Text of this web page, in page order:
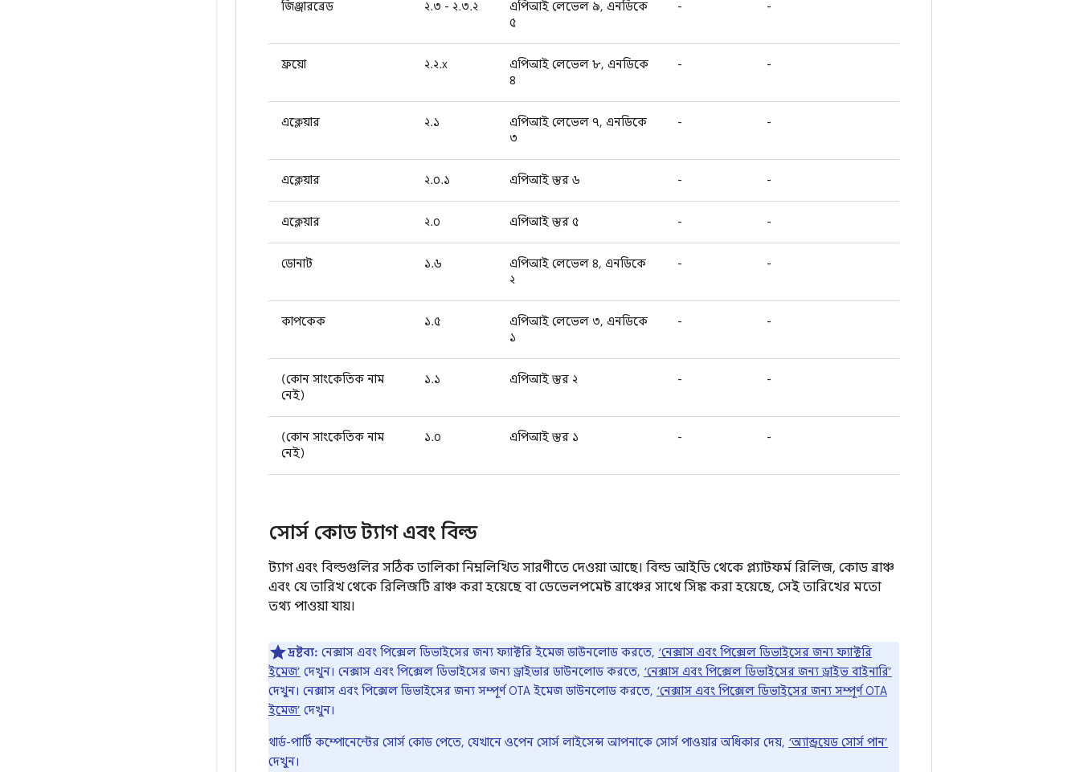
জিঞ্জারব্রেড ২.৩ - ২.৩.২
এপিআই লেভেল ৯, এনডিকে
৫
- -
ফ্রয়ো ২.২.x
এপিআই লেভেল ৮, এনডিকে
৪
- -
এক্লেয়ার ২.১
এপিআই লেভেল ৭, এনডিকে
৩
- -
এক্লেয়ার ২.০.১ এপিআই স্তর ৬ - -
এক্লেয়ার ২.০ এপিআই স্তর ৫ - -
ডোনাট ১.৬
এপিআই লেভেল ৪, এনডিকে
২
- -
কাপকেক ১.৫
এপিআই লেভেল ৩, এনডিকে
১
- -
(কোন সাংকেতিক নাম
নেই)
১.১ এপিআই স্তর ২ - -
(কোন সাংকেতিক নাম
নেই)
১.০ এপিআই স্তর ১ - -
সোর্স কোড ট্যাগ এবং বিল্ড
ট্যাগ এবং বিল্ডগুলির সঠিক তালিকা নিম্নলিখিত সারণীতে দেওয়া আছে। বিল্ড আইডি থেকে প্ল্যাটফর্ম রিলিজ, কোড ব্রাঞ্চ
এবং যে তারিখ থেকে রিলিজটি ব্রাঞ্চ করা হয়েছে বা ডেভেলপমেন্ট ব্রাঞ্চের সাথে সিঙ্ক করা হয়েছে, সেই তারিখের মতো
তথ্য পাওয়া যায়।
দ্রষ্টব্য: নেক্সাস এবং পিক্সেল ডিভাইসের জন্য ফ্যাক্টরি ইমেজ ডাউনলোড করতে, ‘নেক্সাস এবং পিক্সেল ডিভাইসের জন্য ফ্যাক্টরি
ইমেজ’ দেখুন। নেক্সাস এবং পিক্সেল ডিভাইসের জন্য ড্রাইভার ডাউনলোড করতে, ‘নেক্সাস এবং পিক্সেল ডিভাইসের জন্য ড্রাইভ বাইনারি’
দেখুন। নেক্সাস এবং পিক্সেল ডিভাইসের জন্য সম্পূর্ণ OTA ইমেজ ডাউনলোড করতে, ‘নেক্সাস এবং পিক্সেল ডিভাইসের জন্য সম্পূর্ণ OTA
ইমেজ’ দেখুন।
থার্ড-পার্টি কম্পোনেন্টের সোর্স কোড পেতে, যেখানে ওপেন সোর্স লাইসেন্স আপনাকে সোর্স পাওয়ার অধিকার দেয়, ‘অ্যান্ড্রয়েড সোর্স পান’
দেখুন।